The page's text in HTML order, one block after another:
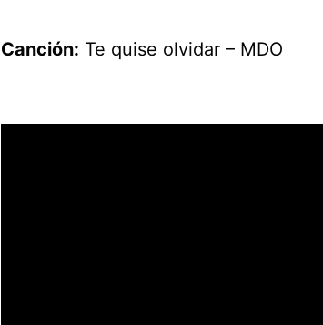
Canción: Te quise olvidar – MDO